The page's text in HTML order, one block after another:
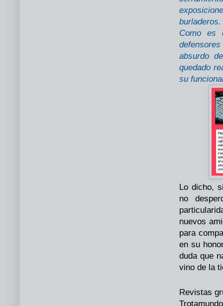
burladeros.
Como es
absurdo
quedado
su
Lo dicho,
no
nuevos
para
en su
duda que
vino de la
Revistas